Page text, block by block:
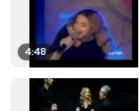
4:48